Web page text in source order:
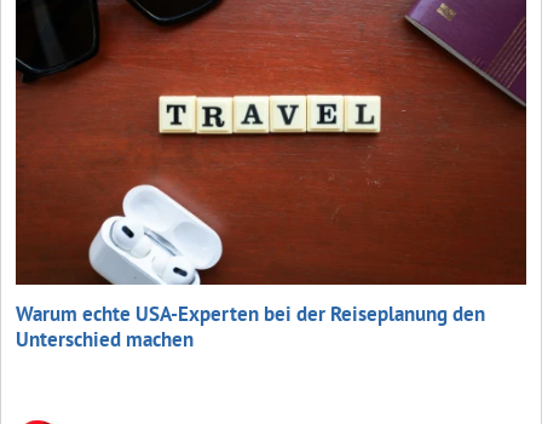
Warum echte USA-Experten bei der Reiseplanung den
Unterschied machen